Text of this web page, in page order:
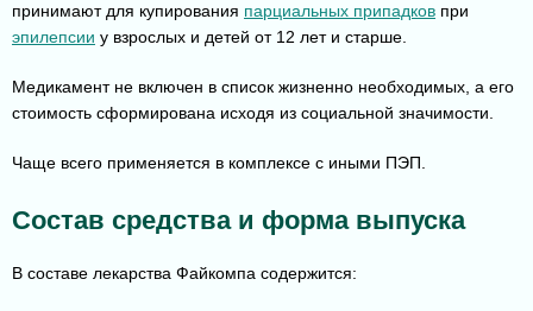
принимают для купирования парциальных припадков при
эпилепсии у взрослых и детей от 12 лет и старше.
Медикамент не включен в список жизненно необходимых, а его
стоимость сформирована исходя из социальной значимости.
Чаще всего применяется в комплексе с иными ПЭП.
Состав средства и форма выпуска
В составе лекарства Файкомпа содержится: